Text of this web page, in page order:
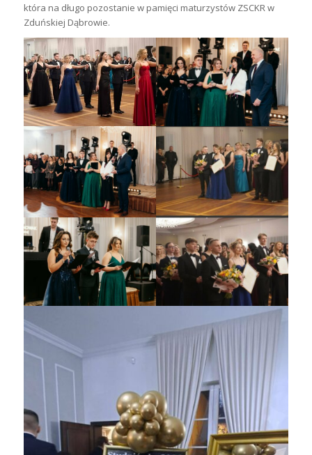
która na długo pozostanie w pamięci maturzystów ZSCKR w
Zduńskiej Dąbrowie.